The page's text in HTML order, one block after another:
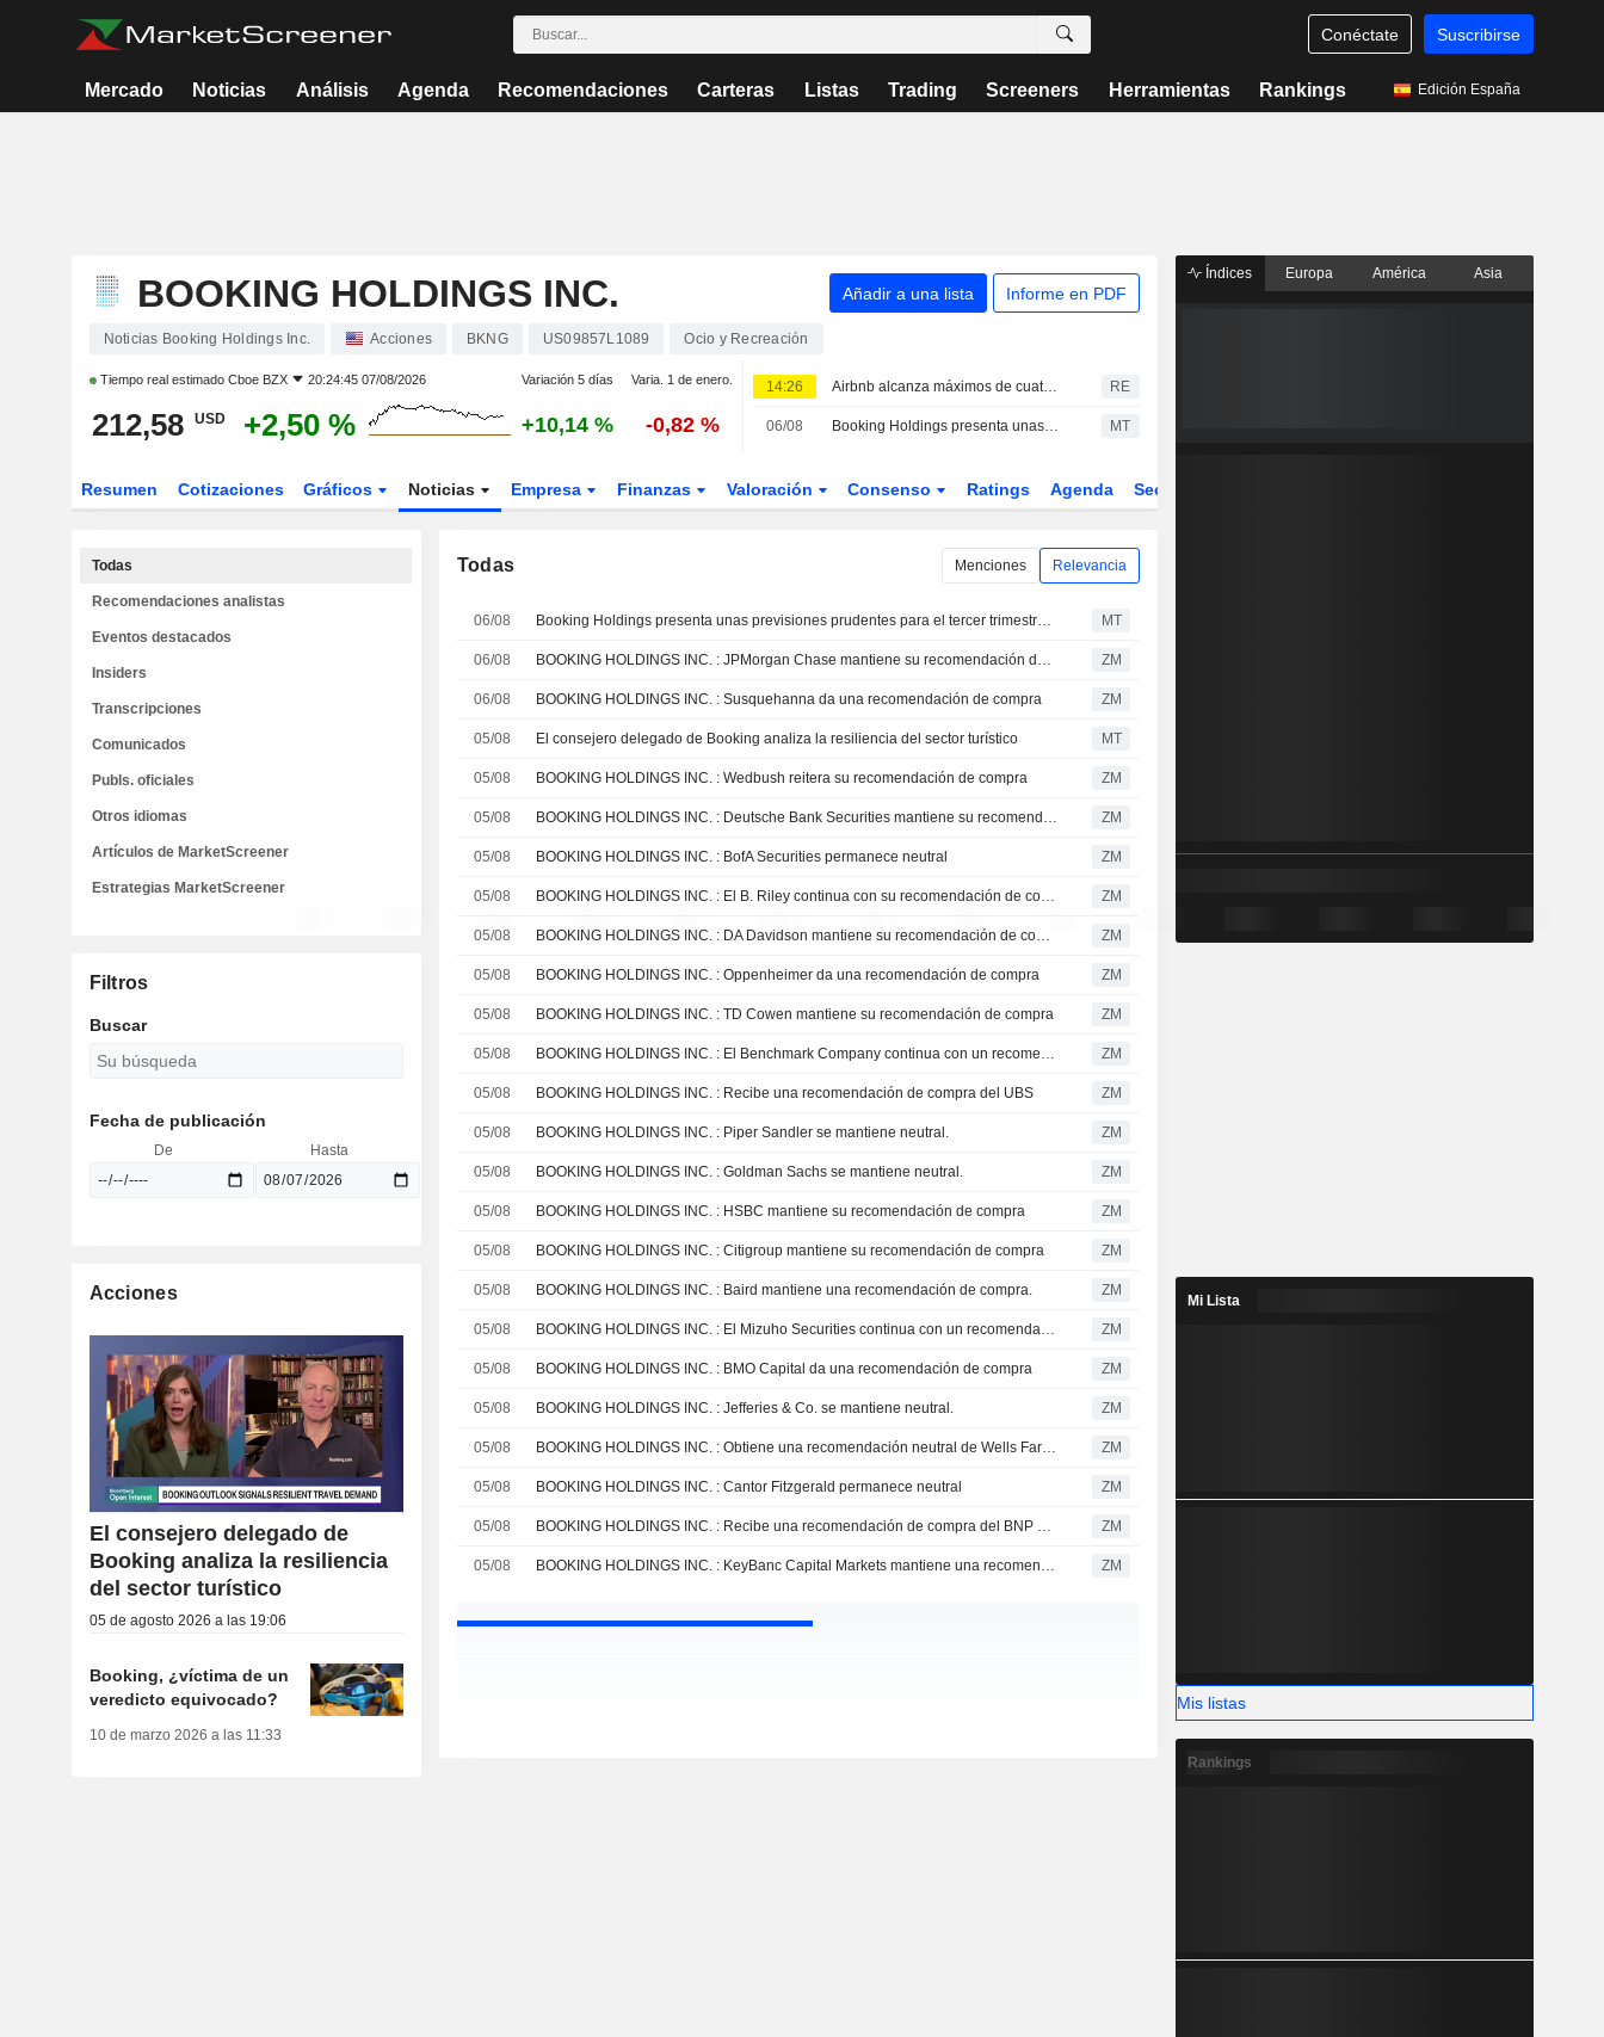
Conéctate Suscribirse
Mercado Noticias Análisis Agenda Recomendaciones Carteras Listas Trading Screeners Herramientas Rankings Edición España
BOOKING HOLDINGS INC. Añadir a una lista Informe en PDF
Noticias Booking Holdings Inc. Acciones BKNG US09857L1089 Ocio y Recreación
Tiempo real estimado Cboe BZX 20:24:45 07/08/2026 Variación 5 días Varia. 1 de enero.
212,58 USD +2,50 % +10,14 % -0,82 %
14:26 Airbnb alcanza máximos de cuatro años: los inversores celebran la mejora de previsiones y el impulso de la IA RE
06/08 Booking Holdings presenta unas previsiones prudentes para el tercer trimestre ante la incertidumbre en Oriente Próximo, según RBC MT
Resumen Cotizaciones Gráficos Noticias Empresa Finanzas Valoración Consenso Ratings Agenda Sector
Todas Menciones Relevancia
06/08 Booking Holdings presenta unas previsiones prudentes para el tercer trimestre ante la incertidumbre en Oriente Próximo, según RBC MT
06/08 BOOKING HOLDINGS INC. : JPMorgan Chase mantiene su recomendación de compra ZM
06/08 BOOKING HOLDINGS INC. : Susquehanna da una recomendación de compra ZM
05/08 El consejero delegado de Booking analiza la resiliencia del sector turístico MT
05/08 BOOKING HOLDINGS INC. : Wedbush reitera su recomendación de compra ZM
05/08 BOOKING HOLDINGS INC. : Deutsche Bank Securities mantiene su recomendación de compra ZM
05/08 BOOKING HOLDINGS INC. : BofA Securities permanece neutral ZM
05/08 BOOKING HOLDINGS INC. : El B. Riley continua con su recomendación de compra ZM
05/08 BOOKING HOLDINGS INC. : DA Davidson mantiene su recomendación de compra ZM
05/08 BOOKING HOLDINGS INC. : Oppenheimer da una recomendación de compra ZM
05/08 BOOKING HOLDINGS INC. : TD Cowen mantiene su recomendación de compra ZM
05/08 BOOKING HOLDINGS INC. : El Benchmark Company continua con un recomendación de compra ZM
05/08 BOOKING HOLDINGS INC. : Recibe una recomendación de compra del UBS ZM
05/08 BOOKING HOLDINGS INC. : Piper Sandler se mantiene neutral. ZM
05/08 BOOKING HOLDINGS INC. : Goldman Sachs se mantiene neutral. ZM
05/08 BOOKING HOLDINGS INC. : HSBC mantiene su recomendación de compra ZM
05/08 BOOKING HOLDINGS INC. : Citigroup mantiene su recomendación de compra ZM
05/08 BOOKING HOLDINGS INC. : Baird mantiene una recomendación de compra. ZM
05/08 BOOKING HOLDINGS INC. : El Mizuho Securities continua con un recomendación de compra ZM
05/08 BOOKING HOLDINGS INC. : BMO Capital da una recomendación de compra ZM
05/08 BOOKING HOLDINGS INC. : Jefferies & Co. se mantiene neutral. ZM
05/08 BOOKING HOLDINGS INC. : Obtiene una recomendación neutral de Wells Fargo Securities ZM
05/08 BOOKING HOLDINGS INC. : Cantor Fitzgerald permanece neutral ZM
05/08 BOOKING HOLDINGS INC. : Recibe una recomendación de compra del BNP Paribas ZM
05/08 BOOKING HOLDINGS INC. : KeyBanc Capital Markets mantiene una recomendación de compra. ZM
Todas
Recomendaciones analistas
Eventos destacados
Insiders
Transcripciones
Comunicados
Publs. oficiales
Otros idiomas
Artículos de MarketScreener
Estrategias MarketScreener
Filtros
Buscar
Fecha de publicación
De Hasta
Acciones
El consejero delegado de
Booking analiza la resiliencia
del sector turístico
05 de agosto 2026 a las 19:06
Booking, ¿víctima de un
veredicto equivocado?
10 de marzo 2026 a las 11:33
Índices Europa América Asia
Mi Lista
Mis listas
Rankings